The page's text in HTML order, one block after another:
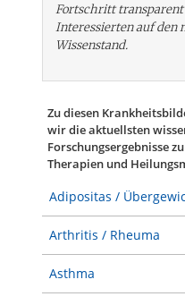
Fortschritt
Interessierten auf den
Wissenstand.
Zu diesen
wir die aktuellsten
Forschungs­ergebnisse
Therapien und
Adipositas /
Arthritis / Rheuma
Asthma